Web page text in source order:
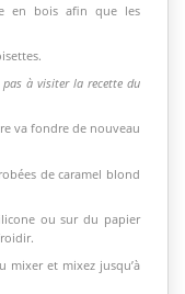
en bois afin que les
pas à visiter la recette du
va fondre de nouveau
de caramel blond
ou sur du papier
mixer et mixez jusqu’à